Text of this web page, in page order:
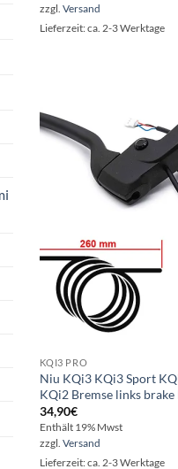
zzgl. Versand
Lieferzeit: ca. 2-3 Werktage
KQI3 PRO
Niu KQi3 KQi3 Sport
KQi2 Bremse links
34,90€
Enthält 19% Mwst
zzgl. Versand
Lieferzeit: ca. 2-3 Werktage